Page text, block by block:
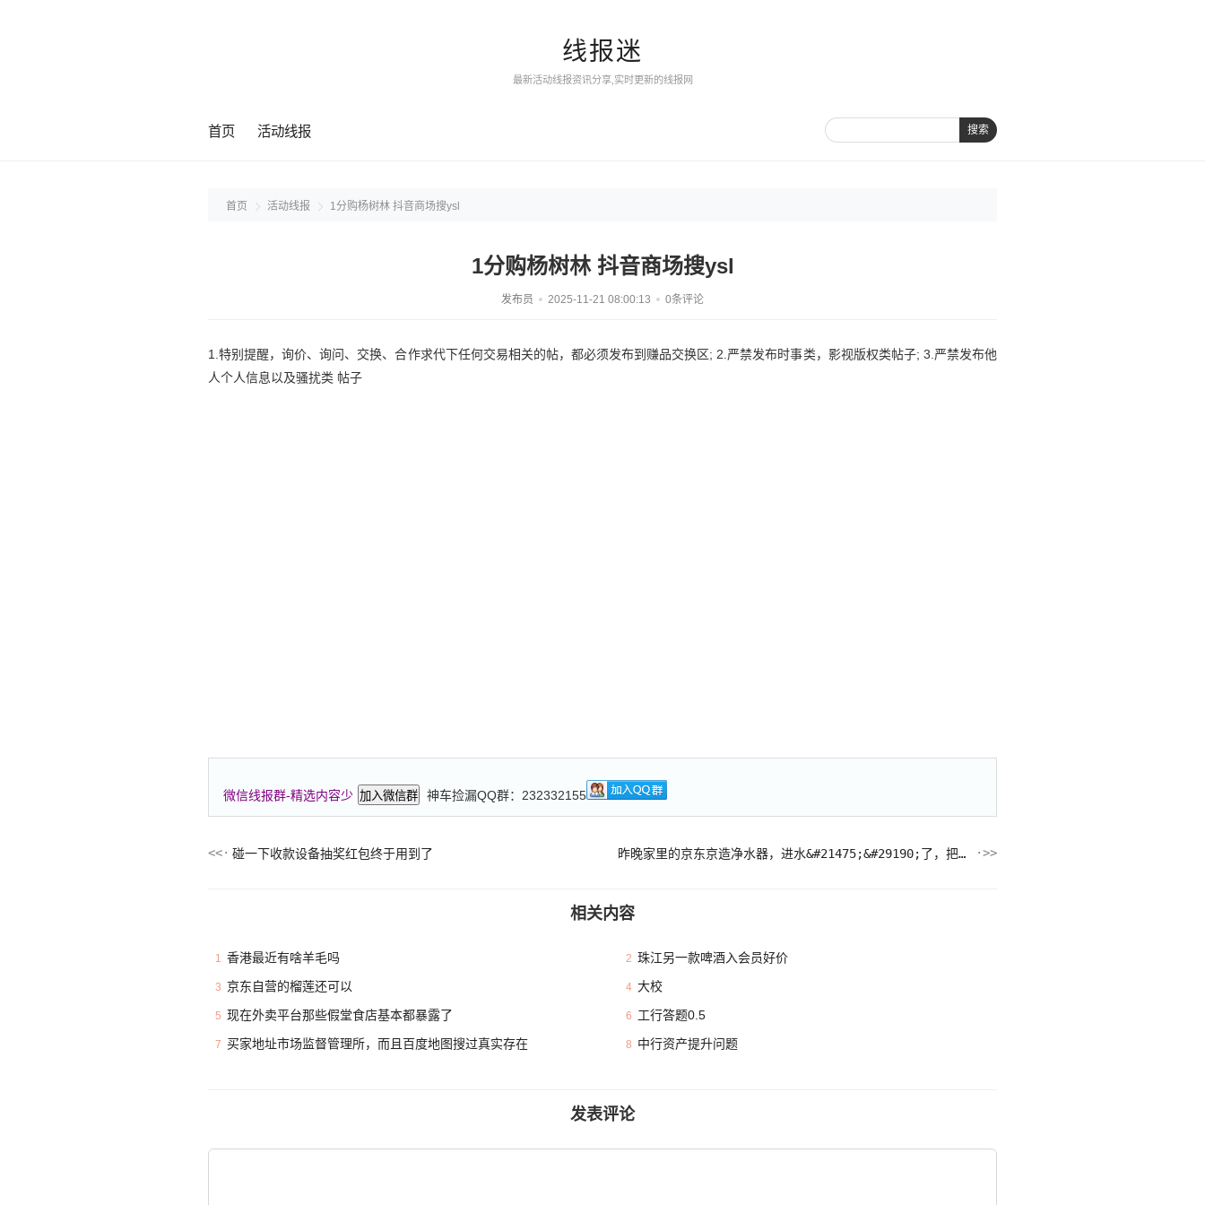
线报迷
最新活动线报资讯分享,实时更新的线报网
首页 活动线报 搜索
首页 活动线报 1分购杨树林 抖音商场搜ysl
1分购杨树林 抖音商场搜ysl
发布员 2025-11-21 08:00:13 0条评论
1.特别提醒，询价、询问、交换、合作求代下任何交易相关的帖，都必须发布到赚品交换区; 2.严禁发布时事类，影视版权类帖子; 3.严禁发布他
人个人信息以及骚扰类 帖子
微信线报群-精选内容少 加入微信群 神车捡漏QQ群：232332155
碰一下收款设备抽奖红包终于用到了 昨晚家里的京东京造净水器，进水&#21475;&#29190;了，把家里的淹了
相关内容
1 香港最近有啥羊毛吗 2 珠江另一款啤酒入会员好价
3 京东自营的榴莲还可以 4 大校
5 现在外卖平台那些假堂食店基本都暴露了 6 工行答题0.5
7 买家地址市场监督管理所，而且百度地图搜过真实存在 8 中行资产提升问题
发表评论